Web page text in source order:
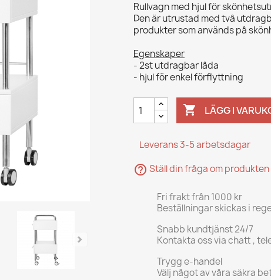
Rullvagn med hjul för
Den är utrustad med två
produkter som används på
Egenskaper
- 2st utdragbar låda
- hjul för enkel förflyttning
 LÄGG I
Leverans 3-5 arbetsdagar
help_outline Ställ din fråga om produkten
Fri frakt från 1000 kr
Beställningar skickas i
Snabb kundtjänst 24/7
Kontakta oss via chatt ,
Trygg e-handel
Välj något av våra säkra